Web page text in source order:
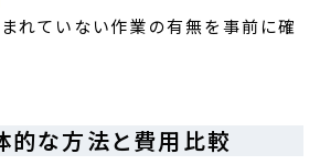
れていない作業の有無を事前に確
的な方法と費用比較